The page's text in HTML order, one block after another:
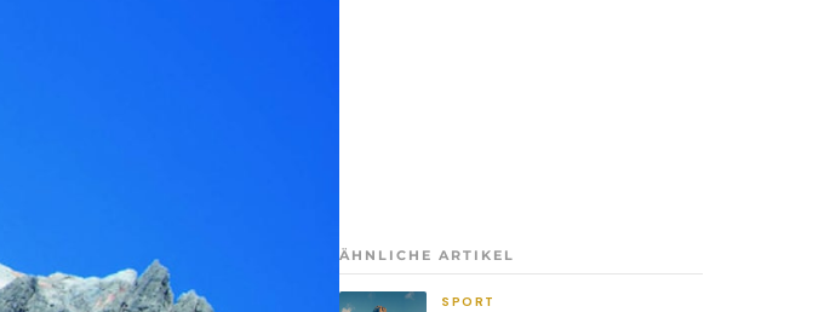
ÄHNLICHE ARTIKEL
SPORT